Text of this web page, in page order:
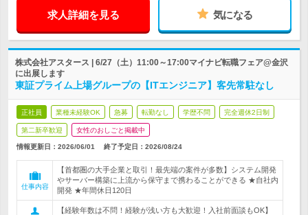
求人詳細を見る 気になる
株式会社アスタース | 6/27（土）11:00～17:00マイナビ転職フェア@金沢
に出展します
東証プライム上場グループの【ITエンジニア】客先常駐なし
正社員 業種未経験OK 急募 転勤なし 学歴不問 完全週休2日制
第二新卒歓迎 女性のおしごと掲載中
情報更新日：2026/06/01 終了予定日： 2026/08/24
仕事内容
【首都圏の大手企業と取引！最先端の案件が多数】システム開発
やサーバー構築に上流から保守まで携わることができる ★自社内
開発 ★年間休日120日
【経験年数は不問！経験が浅い方も大歓迎！入社前面談もOK】